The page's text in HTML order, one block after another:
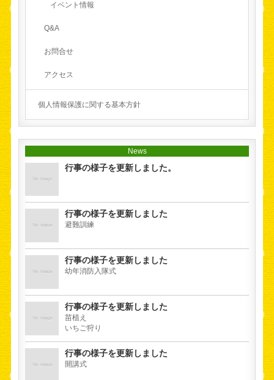
イベント情報
Q&A
お問合せ
アクセス
個人情報保護に関する基本方針
News
行事の様子を更新しました。
行事の様子を更新しました
避難訓練
行事の様子を更新しました
幼年消防入隊式
行事の様子を更新しました
苗植え
いちご狩り
行事の様子を更新しました
開講式